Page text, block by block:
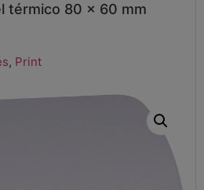
térmico 80 x 60 mm
, Print